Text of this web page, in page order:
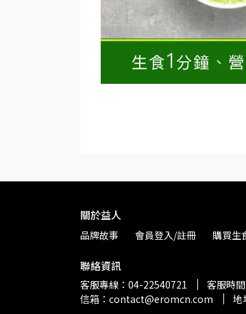
關於益人
品牌故事 會員登入/註冊 購買生
聯絡資訊
客服專線：04-22540721
客服時
信箱：contact@eromcn.com
地